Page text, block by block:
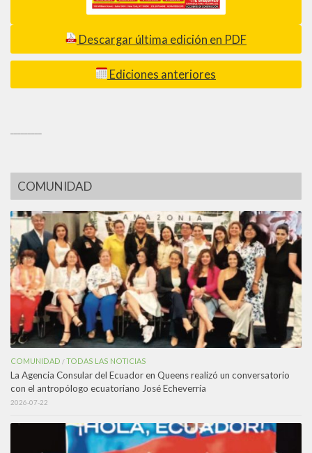
Descargar última edición en PDF
Ediciones anteriores
COMUNIDAD
COMUNIDAD /TODAS LAS NOTICIAS
La Agencia Consular del Ecuador en Queens realizó un conversatorio
con el antropólogo ecuatoriano José Echeverría
2026-07-22